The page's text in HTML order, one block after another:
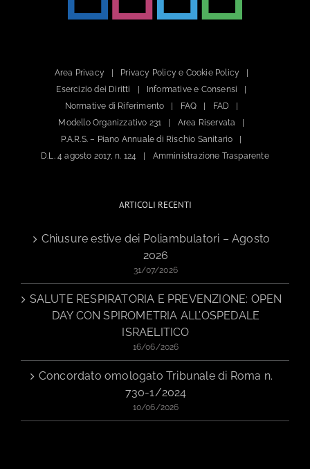
Area Privacy
Privacy Policy e Cookie Policy
Esercizio dei Diritti
Informative e Consensi
Normative di Riferimento
FAQ
FAD
Modello Organizzativo 231
Area Riservata
P.A.R.S. – Piano Annuale di Rischio Sanitario
D.L. 4 agosto 2017, n. 124
Amministrazione Trasparente
ARTICOLI RECENTI
Chiusure estive dei Poliambulatori – Agosto
2026
31/07/2026
SALUTE RESPIRATORIA E PREVENZIONE: OPEN
DAY CON SPIROMETRIA ALL’OSPEDALE
ISRAELITICO
16/06/2026
Concordato omologato Tribunale di Roma n.
730-1/2024
10/06/2026